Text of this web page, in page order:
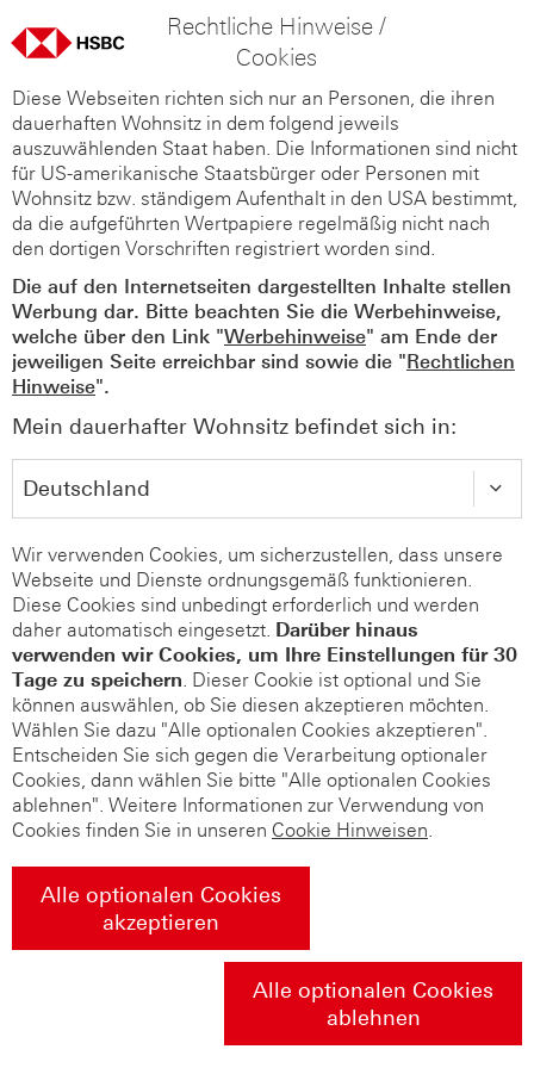
Rechtliche Hinweise /
Cookies
Diese Webseiten richten sich nur an Personen, die ihren
dauerhaften Wohnsitz in dem folgend jeweils
auszuwählenden Staat haben. Die Informationen sind nicht
für US-amerikanische Staatsbürger oder Personen mit
Wohnsitz bzw. ständigem Aufenthalt in den USA bestimmt,
da die aufgeführten Wertpapiere regelmäßig nicht nach
den dortigen Vorschriften registriert worden sind.
Die auf den Internetseiten dargestellten Inhalte stellen
Werbung dar. Bitte beachten Sie die Werbehinweise,
welche über den Link "Werbehinweise" am Ende der
jeweiligen Seite erreichbar sind sowie die "Rechtlichen
Hinweise".
Mein dauerhafter Wohnsitz befindet sich in:
Wir verwenden Cookies, um sicherzustellen, dass unsere
Webseite und Dienste ordnungsgemäß funktionieren.
Diese Cookies sind unbedingt erforderlich und werden
daher automatisch eingesetzt. Darüber hinaus
verwenden wir Cookies, um Ihre Einstellungen für 30
Tage zu speichern. Dieser Cookie ist optional und Sie
können auswählen, ob Sie diesen akzeptieren möchten.
Wählen Sie dazu "Alle optionalen Cookies akzeptieren".
Entscheiden Sie sich gegen die Verarbeitung optionaler
Cookies, dann wählen Sie bitte "Alle optionalen Cookies
ablehnen". Weitere Informationen zur Verwendung von
Cookies finden Sie in unseren Cookie Hinweisen.
Alle optionalen Cookies
akzeptieren
Alle optionalen Cookies
ablehnen